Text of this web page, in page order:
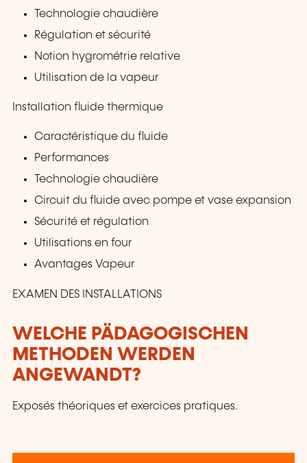
Technologie chaudière
Régulation et sécurité
Notion hygrométrie relative
Utilisation de la vapeur
Installation fluide thermique
Caractéristique du fluide
Performances
Technologie chaudière
Circuit du fluide avec pompe et vase expansion
Sécurité et régulation
Utilisations en four
Avantages Vapeur
EXAMEN DES INSTALLATIONS
WELCHE PÄDAGOGISCHEN
METHODEN WERDEN
ANGEWANDT?
Exposés théoriques et exercices pratiques.